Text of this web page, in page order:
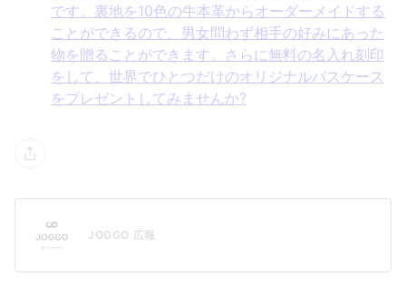
です。裏地を10色の牛本革からオーダーメイドする
ことができるので、男女問わず相手の好みにあった
物を贈ることができます。さらに無料の名入れ刻印
をして、世界でひとつだけのオリジナルパスケース
をプレゼントしてみませんか?
JOGGO 広報